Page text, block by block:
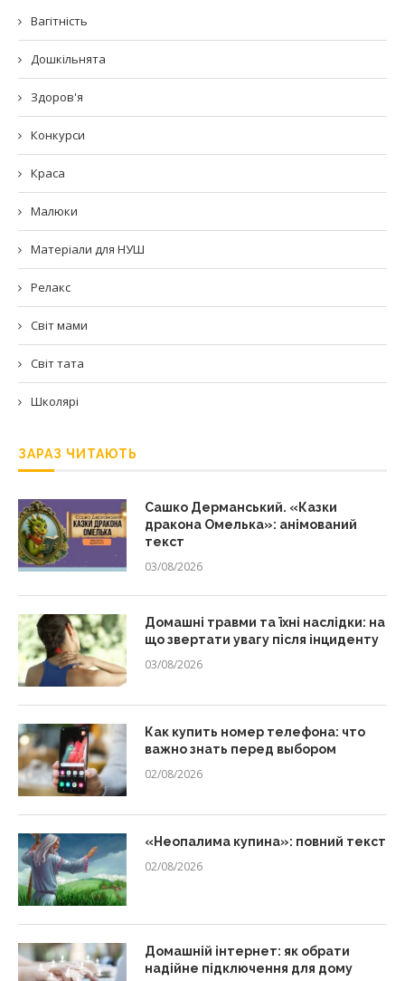
Вагітність
Дошкільнята
Здоров'я
Конкурси
Краса
Малюки
Матеріали для НУШ
Релакс
Світ мами
Світ тата
Школярі
ЗАРАЗ ЧИТАЮТЬ
Сашко Дерманський. «Казки
дракона Омелька»: анімований
текст
03/08/2026
Домашні травми та їхні наслідки: на
що звертати увагу після інциденту
03/08/2026
Как купить номер телефона: что
важно знать перед выбором
02/08/2026
«Неопалима купина»: повний текст
02/08/2026
Домашній інтернет: як обрати
надійне підключення для дому